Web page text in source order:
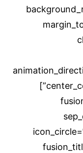
center_content=”no” min_height=”none”]
alignment=”” class=”” id=””/]